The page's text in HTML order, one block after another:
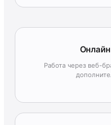
Работа через веб-